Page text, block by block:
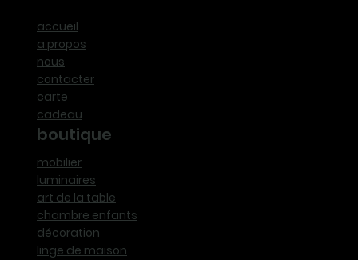
accueil
a propos
nous
contacter
carte
cadeau
boutique
mobilier
luminaires
art de la table
chambre enfants
décoration
linge de maison